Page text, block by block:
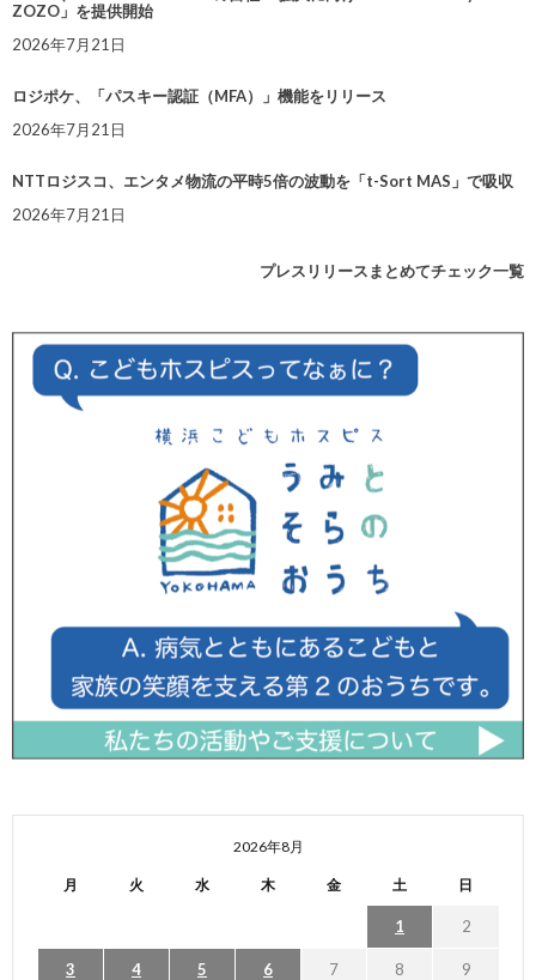
ZOZO」を提供開始
2026年7月21日
ロジポケ、「パスキー認証（MFA）」機能をリリース
2026年7月21日
NTTロジスコ、エンタメ物流の平時5倍の波動を「t-Sort MAS」で吸収
2026年7月21日
プレスリリースまとめてチェック一覧
2026年8月
月 火 水 木 金 土 日
1 2
3 4 5 6 7 8 9